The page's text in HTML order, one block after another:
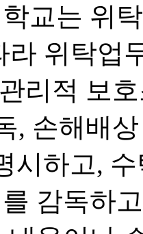
교는 위
라 위탁업
리적 보
, 손해배
시하고,
감독하